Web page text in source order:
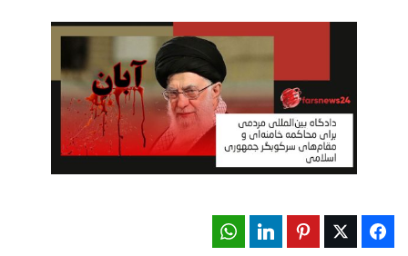
Facebook
Twitter
Pinterest
LinkedIn